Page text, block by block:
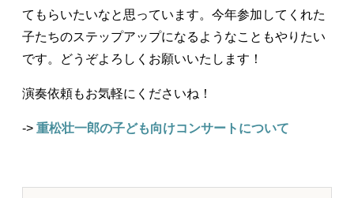
てもらいたいなと思っています。今年参加してくれた
子たちのステップアップになるようなこともやりたい
です。どうぞよろしくお願いいたします！
演奏依頼もお気軽にくださいね！
-> 重松壮一郎の子ども向けコンサートについて